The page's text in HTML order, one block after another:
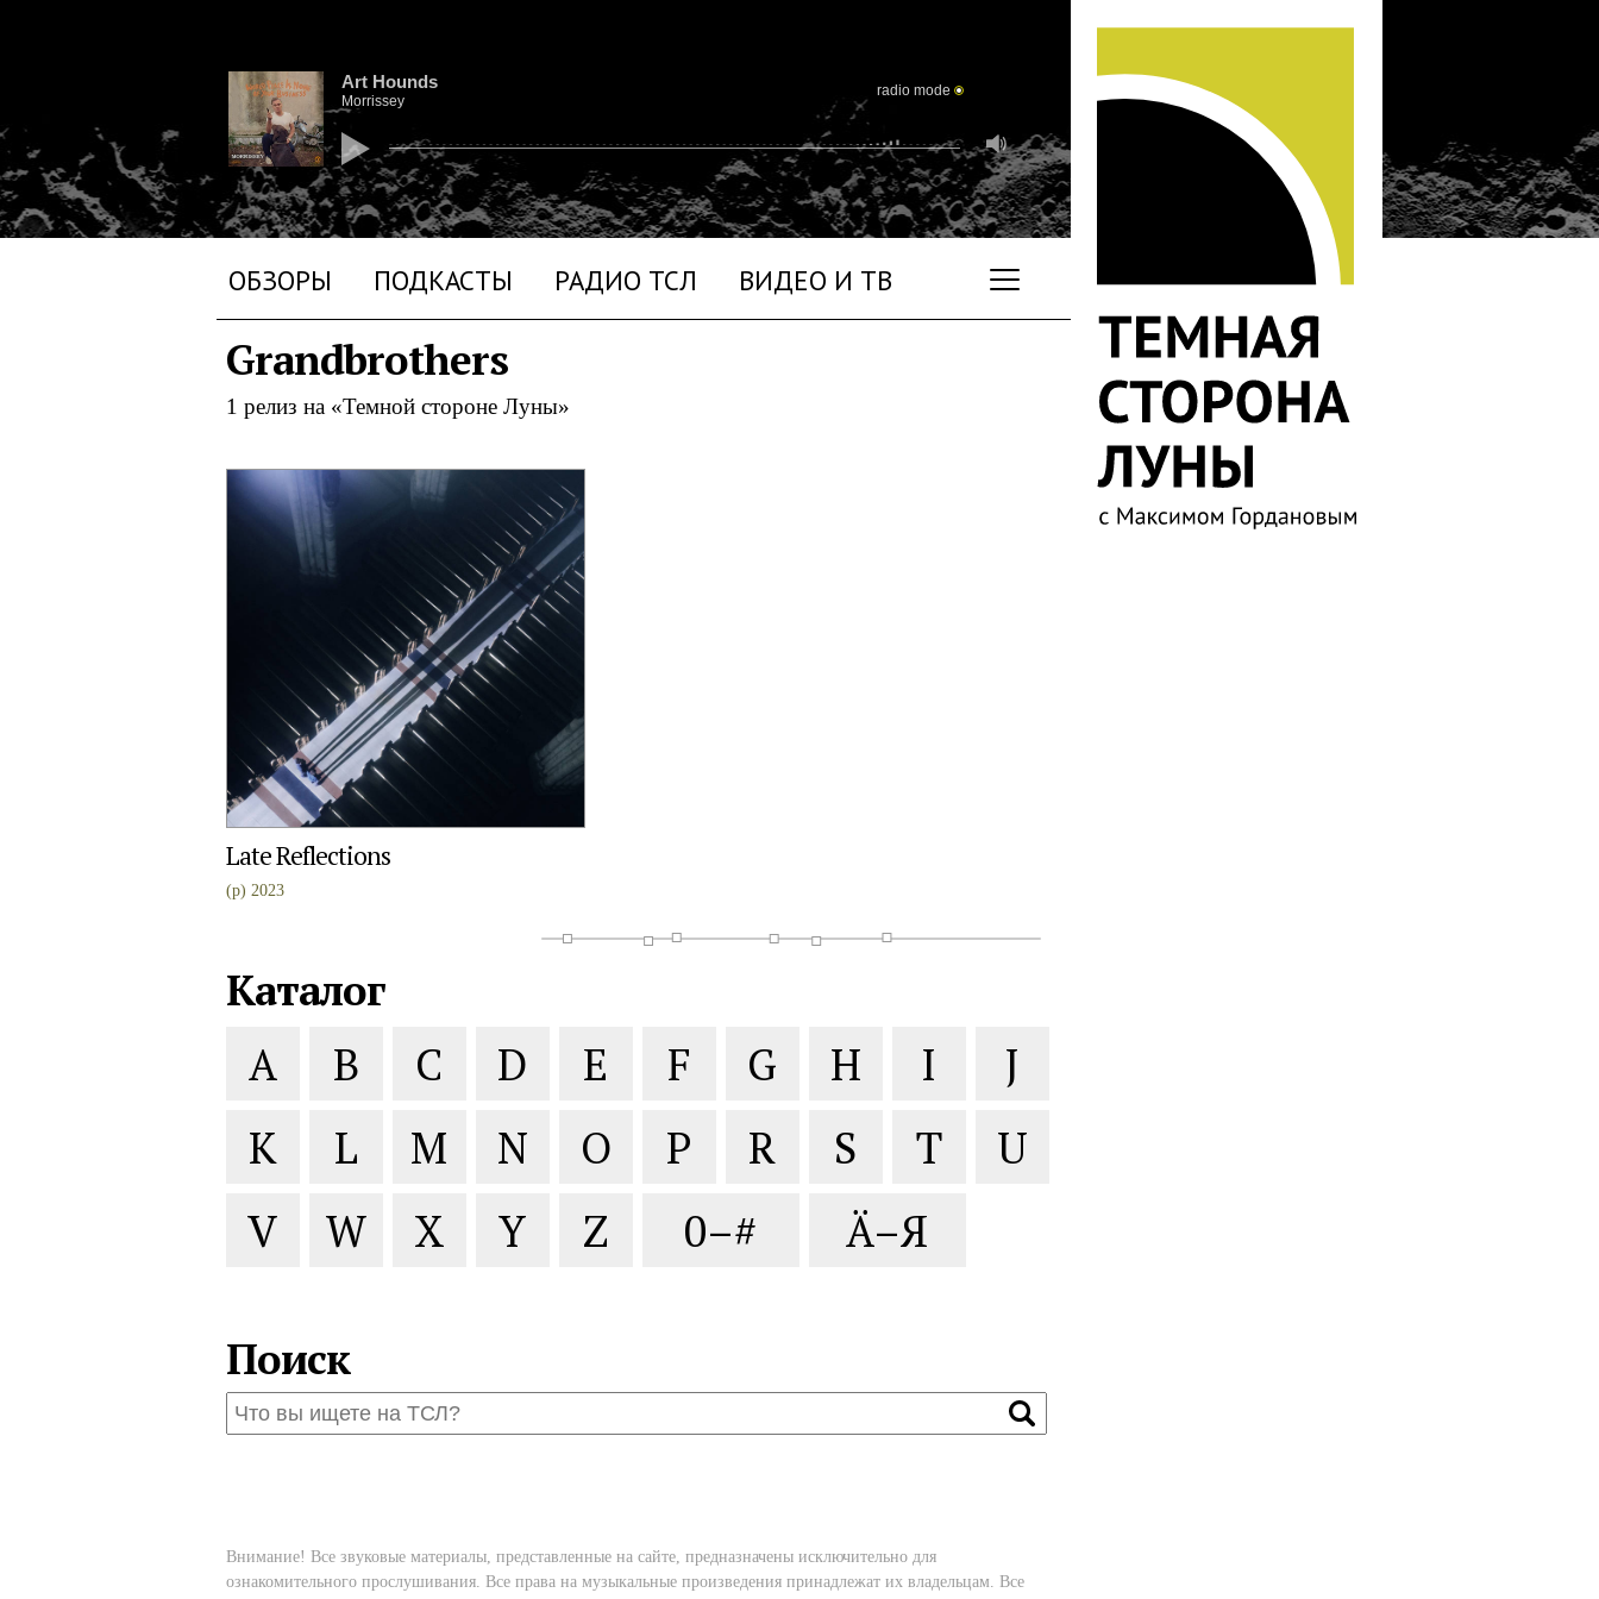
ОБЗОРЫ ПОДКАСТЫ РАДИО ТСЛ ВИДЕО И ТВ
Art Hounds
Morrissey
radio mode
Grandbrothers
1 релиз на «Темной стороне Луны»
Late Reflections
(p) 2023
Каталог
A B C D E F G H I
J
K
L M N O P R S T
U
V
W X Y Z 0–# Ä–Я
Поиск
Внимание! Все звуковые материалы, представленные на сайте, предназначены исключительно для
ознакомительного прослушивания. Все права на музыкальные произведения принадлежат их владельцам. Все